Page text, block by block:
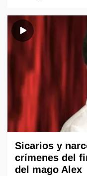
Sicarios y
crímenes del
del mago Alex